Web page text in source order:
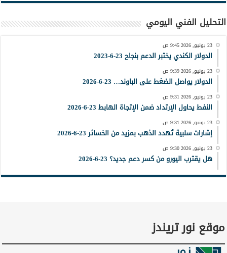
التحليل الفني اليومي
23 يونيو, 2026 9:45 ص
الدولار الكندي يختبر الدعم بنجاح 23-6-2023
23 يونيو, 2026 9:39 ص
الدولار يواصل الضغط على الباوند… 23-6-2026
23 يونيو, 2026 9:31 ص
النفط يحاول الإرتداد ضمن الإتجاة الهابط 23-6-2026
23 يونيو, 2026 9:31 ص
إشارات سلبية تُهدد الذهب بمزيد من الخسائر 23-6-2026
23 يونيو, 2026 9:30 ص
هل يقترب اليورو من كسر دعم جديد؟ 23-6-2026
موقع نور تريندز